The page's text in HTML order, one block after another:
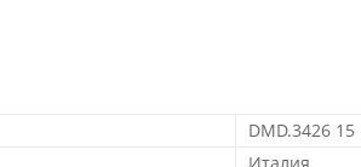
DMD.3426 15